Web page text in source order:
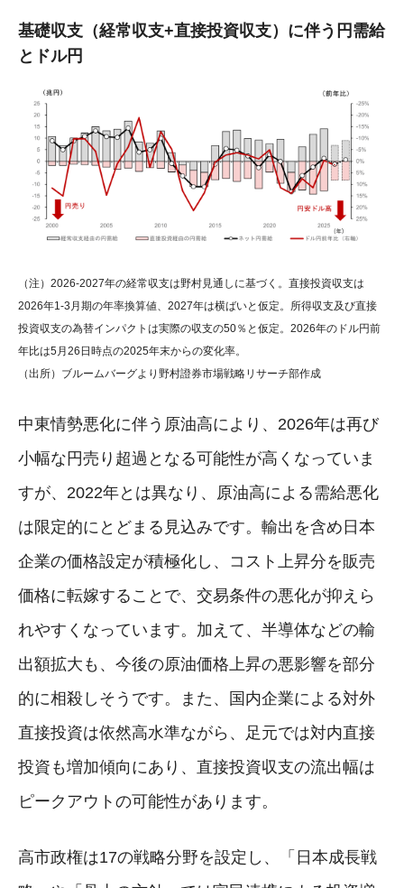
基礎収支（経常収支+直接投資収支）に伴う円需給
とドル円
（注）2026-2027年の経常収支は野村見通しに基づく。直接投資収支は
2026年1-3月期の年率換算値、2027年は横ばいと仮定。所得収支及び直接
投資収支の為替インパクトは実際の収支の50％と仮定。2026年のドル円前
年比は5月26日時点の2025年末からの変化率。
（出所）ブルームバーグより野村證券市場戦略リサーチ部作成
中東情勢悪化に伴う原油高により、2026年は再び
小幅な円売り超過となる可能性が高くなっていま
すが、2022年とは異なり、原油高による需給悪化
は限定的にとどまる見込みです。輸出を含め日本
企業の価格設定が積極化し、コスト上昇分を販売
価格に転嫁することで、交易条件の悪化が抑えら
れやすくなっています。加えて、半導体などの輸
出額拡大も、今後の原油価格上昇の悪影響を部分
的に相殺しそうです。また、国内企業による対外
直接投資は依然高水準ながら、足元では対内直接
投資も増加傾向にあり、直接投資収支の流出幅は
ピークアウトの可能性があります。
高市政権は17の戦略分野を設定し、「日本成長戦